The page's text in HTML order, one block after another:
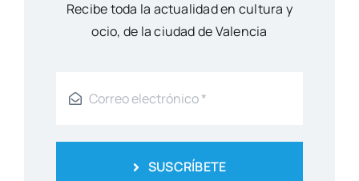
Reci­be toda la actua­li­dad en cul­tu­ra y
ocio, de la ciu­dad de Valen­cia
SUSCRÍBETE